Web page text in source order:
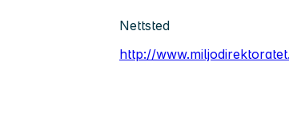
Nettsted
http://